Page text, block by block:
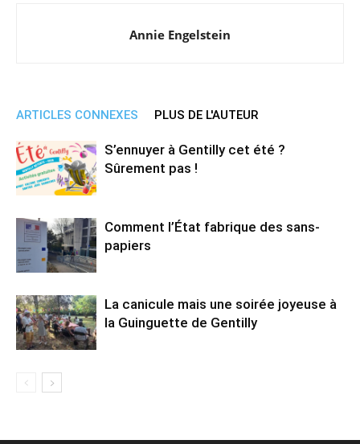
Annie Engelstein
ARTICLES CONNEXES PLUS DE L'AUTEUR
S’ennuyer à Gentilly cet été ?
Sûrement pas !
Comment l’État fabrique des sans-
papiers
La canicule mais une soirée joyeuse à
la Guinguette de Gentilly